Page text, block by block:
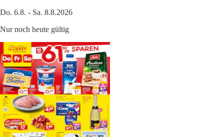
Do. 6.8. - Sa. 8.8.2026
Nur noch heute gültig